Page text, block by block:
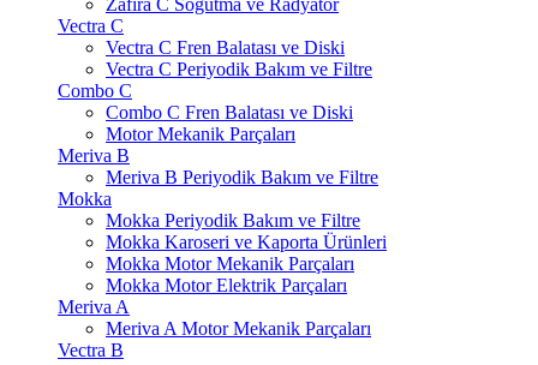
Zafira C Soğutma ve Radyatör
Vectra C
Vectra C Fren Balatası ve Diski
Vectra C Periyodik Bakım ve Filtre
Combo C
Combo C Fren Balatası ve Diski
Motor Mekanik Parçaları
Meriva B
Meriva B Periyodik Bakım ve Filtre
Mokka
Mokka Periyodik Bakım ve Filtre
Mokka Karoseri ve Kaporta Ürünleri
Mokka Motor Mekanik Parçaları
Mokka Motor Elektrik Parçaları
Meriva A
Meriva A Motor Mekanik Parçaları
Vectra B